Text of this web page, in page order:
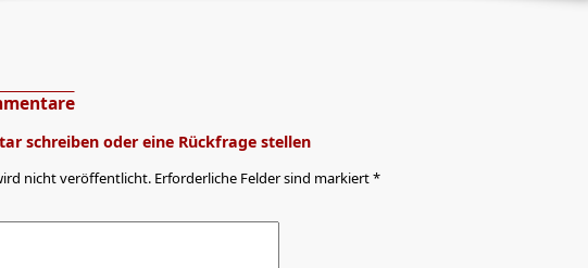
schreiben oder eine Rückfrage stellen
nicht veröffentlicht. Erforderliche Felder sind markiert *